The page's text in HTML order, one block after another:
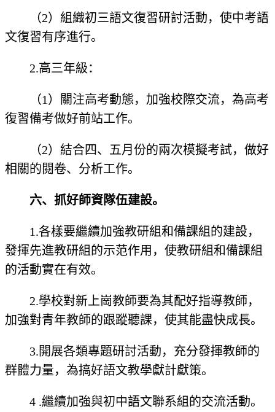
（2）組織初三語文復習研討活動，使中考語
文復習有序進行。
2.高三年級：
（1）關注高考動態，加強校際交流，為高考
復習備考做好前站工作。
（2）結合四、五月份的兩次模擬考試，做好
相關的閱卷、分析工作。
六、抓好師資隊伍建設。
1.各樣要繼續加強教研組和備課組的建設，
發揮先進教研組的示范作用，使教研組和備課組
的活動實在有效。
2.學校對新上崗教師要為其配好指導教師，
加強對青年教師的跟蹤聽課，使其能盡快成長。
3.開展各類專題研討活動，充分發揮教師的
群體力量，為搞好語文教學獻計獻策。
4 .繼續加強與初中語文聯系組的交流活動。